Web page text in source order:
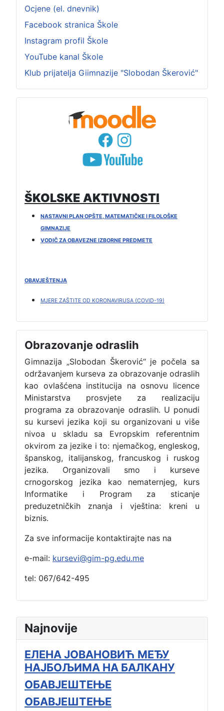
Najnovije
ЕЛЕНА ЈОВАНОВИЋ МЕЂУ
НАЈБОЉИМА НА БАЛКАНУ
ОБАВЈЕШТЕЊЕ
ОБАВЈЕШТЕЊЕ
Ocjene (el. dnevnik)
Facebook stranica Škole
Instagram profil Škole
YouTube kanal Škole
Klub prijatelja Giimnazije "Slobodan Škerović"
ŠKOLSKE AKTIVNOSTI
NASTAVNI PLAN OPŠTE, MATEMATIČKE I FILOLOŠKE
GIMNAZIJE
VODIČ ZA OBAVEZNE IZBORNE PREDMETE
OBAVJEŠTENJA
MJERE ZAŠTITE OD KORONAVIRUSA (COVID-19)
Obrazovanje odraslih
Gimnazija „Slobodan Škerović“ je počela sa
održavanjem kurseva za obrazovanje odraslih
kao ovlašćena institucija na osnovu licence
Ministarstva prosvjete za realizaciju
programa za obrazovanje odraslih. U ponudi
su kursevi jezika koji su organizovani u više
nivoa u skladu sa Evropskim referentnim
okvirom za jezike i to: njemačkog, engleskog,
španskog, italijanskog, francuskog i ruskog
jezika. Organizovali smo i kurseve
crnogorskog jezika kao nematernjeg, kurs
Informatike i Program za sticanje
preduzetničkih znanja i vještina: kreni u
biznis.
Za sve informacije kontaktirajte nas na
e-mail: kursevi@gim-pg.edu.me
tel: 067/642-495